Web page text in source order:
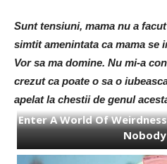
Sunt tensiuni, mama nu a
simtit amenintata ca mama se
Vor sa ma domine. Nu mi-a
crezut ca poate o sa o
apelat la chestii de genul